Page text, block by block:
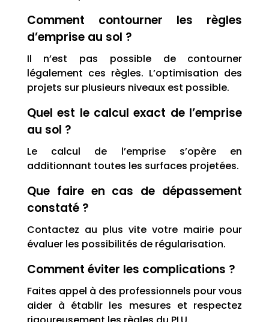
Comment contourner les règles
d’emprise au sol ?
Il n’est pas possible de contourner
légalement ces règles. L’optimisation des
projets sur plusieurs niveaux est possible.
Quel est le calcul exact de l’emprise
au sol ?
Le calcul de l’emprise s’opère en
additionnant toutes les surfaces projetées.
Que faire en cas de dépassement
constaté ?
Contactez au plus vite votre mairie pour
évaluer les possibilités de régularisation.
Comment éviter les complications ?
Faites appel à des professionnels pour vous
aider à établir les mesures et respectez